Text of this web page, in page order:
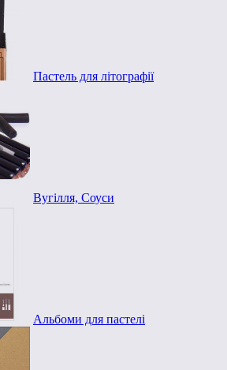
Пастель для літографії
Вугілля, Соуси
Альбоми для пастелі